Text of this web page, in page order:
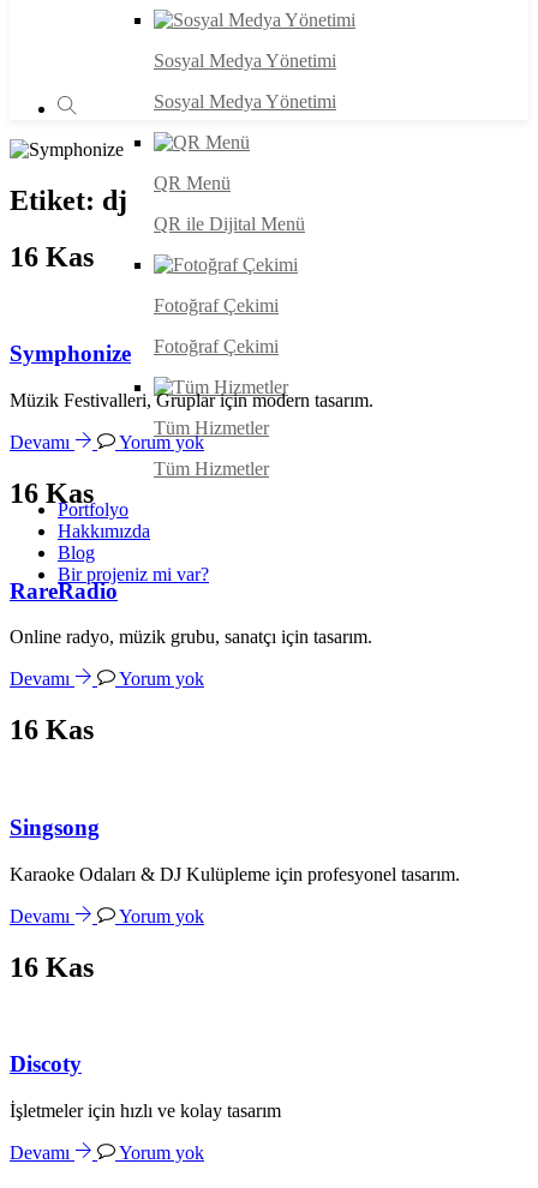
Sosyal Medya Yönetimi
Sosyal Medya Yönetimi
QR Menü
QR ile Dijital Menü
Fotoğraf Çekimi
Fotoğraf Çekimi
Tüm Hizmetler
Tüm Hizmetler
Portfolyo
Hakkımızda
Blog
Bir projeniz mi var?
Etiket: dj
16 Kas
Symphonize
Müzik Festivalleri, Gruplar için modern tasarım.
Devamı Yorum yok
16 Kas
RareRadio
Online radyo, müzik grubu, sanatçı için tasarım.
Devamı Yorum yok
16 Kas
Singsong
Karaoke Odaları & DJ Kulüpleme için profesyonel tasarım.
Devamı Yorum yok
16 Kas
Discoty
İşletmeler için hızlı ve kolay tasarım
Devamı Yorum yok